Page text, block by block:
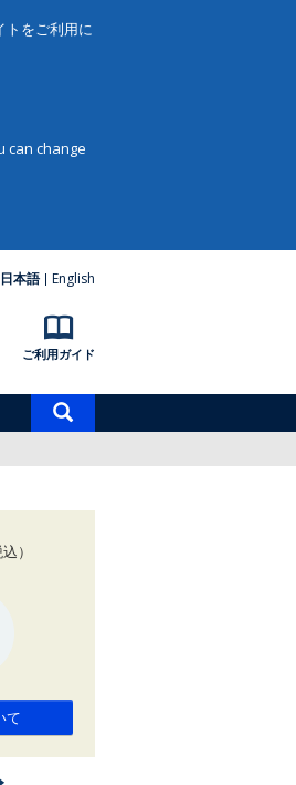
トをご利用に
can change
日本語 English
ご利用ガイド
索
）
て